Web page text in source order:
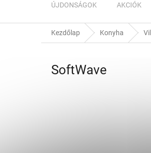
ÚJDONSÁGOK AKCIÓK
Kezdőlap Konyha
SoftWave